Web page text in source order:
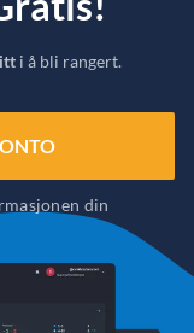
i å bli rangert.
din